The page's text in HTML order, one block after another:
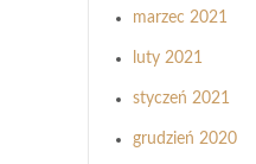
marzec 2021
luty 2021
styczeń 2021
grudzień 2020